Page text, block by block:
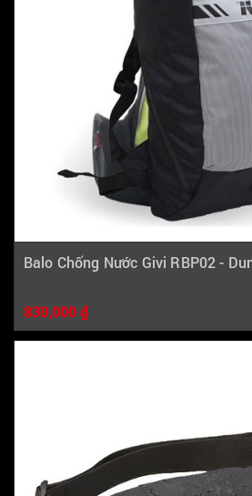
Balo Chống Nước Givi RBP02 -
830,000 ₫